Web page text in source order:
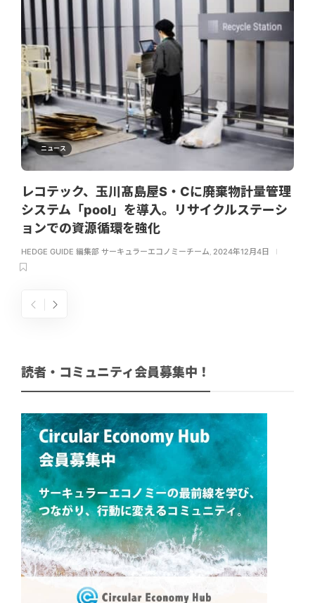
ニュース
レコテック、玉川髙島屋S・Cに廃棄物計量管理
システム「pool」を導入。リサイクルステーシ
ョンでの資源循環を強化
HEDGE GUIDE 編集部 サーキュラーエコノミーチーム, 2024年12月4日
読者・コミュニティ会員募集中！